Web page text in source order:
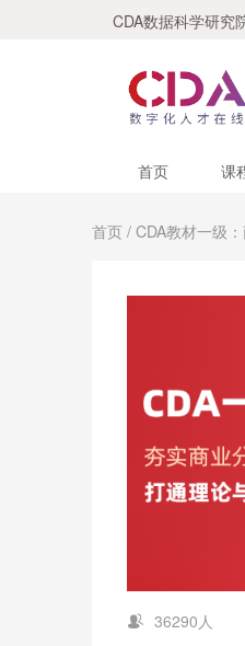
CDA数据科学研究
首页 课
首页 / CDA教材一级
36290人